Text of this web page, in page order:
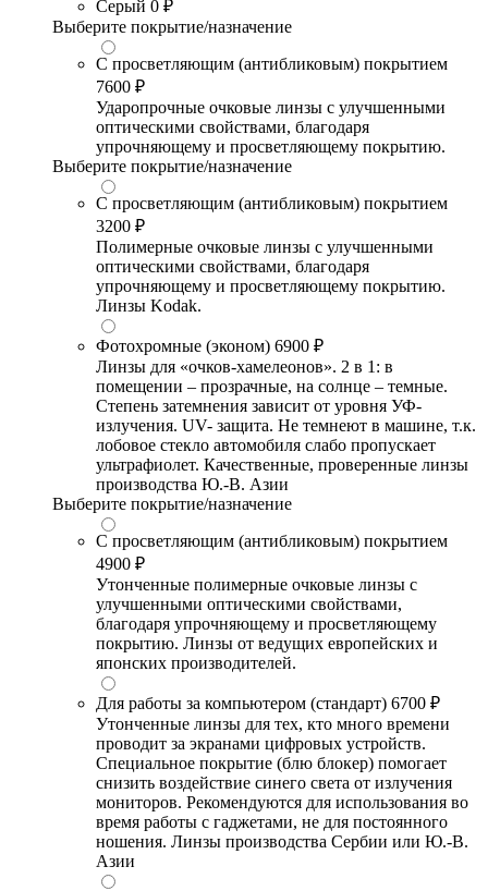
Серый 0 ₽
Выберите покрытие/назначение
С просветляющим (антибликовым) покрытием
7600 ₽
Ударопрочные очковые линзы с улучшенными
оптическими свойствами, благодаря
упрочняющему и просветляющему покрытию.
Выберите покрытие/назначение
С просветляющим (антибликовым) покрытием
3200 ₽
Полимерные очковые линзы с улучшенными
оптическими свойствами, благодаря
упрочняющему и просветляющему покрытию.
Линзы Kodak.
Фотохромные (эконом) 6900 ₽
Линзы для «очков-хамелеонов». 2 в 1: в
помещении – прозрачные, на солнце – темные.
Степень затемнения зависит от уровня УФ-
излучения. UV- защита. Не темнеют в машине, т.к.
лобовое стекло автомобиля слабо пропускает
ультрафиолет. Качественные, проверенные линзы
производства Ю.-В. Азии
Выберите покрытие/назначение
С просветляющим (антибликовым) покрытием
4900 ₽
Утонченные полимерные очковые линзы с
улучшенными оптическими свойствами,
благодаря упрочняющему и просветляющему
покрытию. Линзы от ведущих европейских и
японских производителей.
Для работы за компьютером (стандарт) 6700 ₽
Утонченные линзы для тех, кто много времени
проводит за экранами цифровых устройств.
Специальное покрытие (блю блокер) помогает
снизить воздействие синего света от излучения
мониторов. Рекомендуются для использования во
время работы с гаджетами, не для постоянного
ношения. Линзы производства Сербии или Ю.-В.
Азии